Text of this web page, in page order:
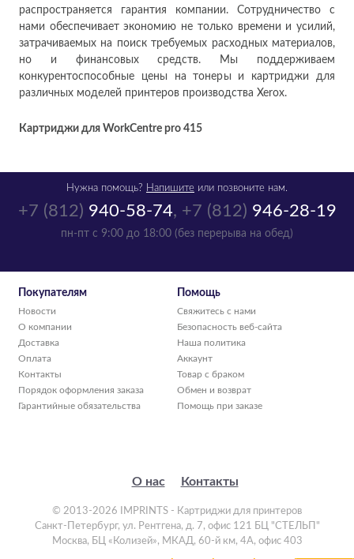
распространяется гарантия компании. Сотрудничество с
нами обеспечивает экономию не только времени и усилий,
затрачиваемых на поиск требуемых расходных материалов,
но и финансовых средств. Мы поддерживаем
конкурентоспособные цены на тонеры и картриджи для
различных моделей принтеров производства Xerox.
Картриджи для WorkCentre pro 415
+7 (812) 940-58-74, +7 (812) 946-28-19
пн-пт с 9:00 до 18:00 (без перерыва на обед)
Нужна помощь? Напишите или позвоните нам.
Покупателям
Новости
О компании
Доставка
Оплата
Контакты
Порядок оформления заказа
Гарантийные обязательства
Помощь
Свяжитесь с нами
Безопасность веб-сайта
Наша политика
Аккаунт
Товар с браком
Обмен и возврат
Помощь при заказе
О нас Контакты
© 2013-2026 IMPRINTS - Картриджи для принтеров
Санкт-Петербург, ул. Рентгена, д. 7, офис 121 БЦ "СТЕЛЬП"
Москва, БЦ «Колизей», МКАД, 60-й км, 4А, офис 403